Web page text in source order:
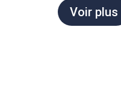
Voir plus